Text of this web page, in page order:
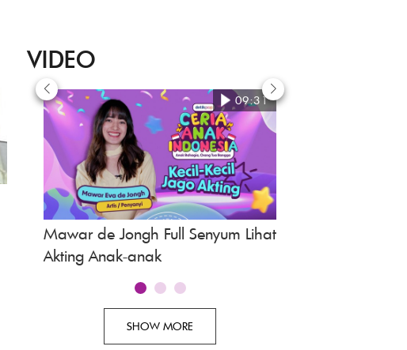
VIDEO
09:31
Mawar de Jongh Full Senyum Lihat
Akting Anak-anak
SHOW MORE